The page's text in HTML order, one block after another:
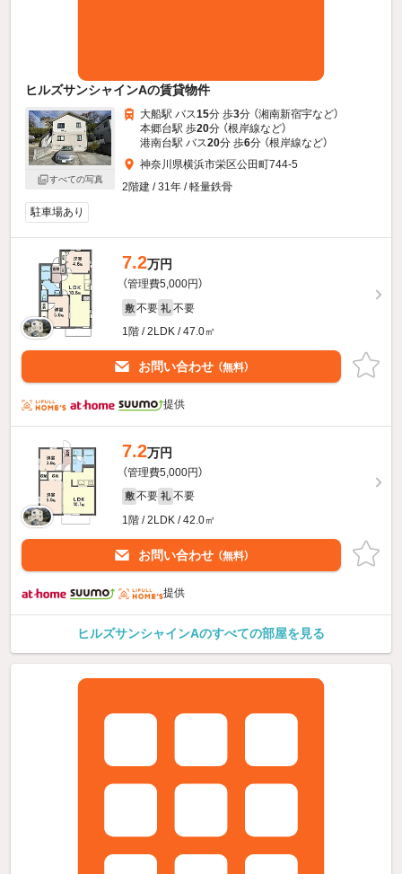
ヒルズサンシャインAの賃貸物件
すべての写真
大船駅 バス15分 歩3分 （湘南新宿宇など）
本郷台駅 歩20分 （根岸線など）
港南台駅 バス20分 歩6分 （根岸線など）
神奈川県横浜市栄区公田町744-5
2階建 / 31年 / 軽量鉄骨
駐車場あり
7.2万円
（管理費5,000円）
敷 不要 礼 不要
1階 / 2LDK / 47.0㎡
お問い合わせ （無料）
提供
7.2万円
（管理費5,000円）
敷 不要 礼 不要
1階 / 2LDK / 42.0㎡
お問い合わせ （無料）
提供
ヒルズサンシャインAのすべての部屋を見る